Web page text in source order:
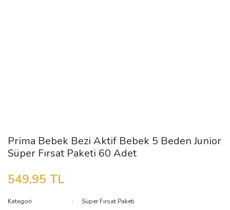
Prima Bebek Bezi Aktif Bebek 5 Beden Junior
Süper Fırsat Paketi 60 Adet
549,95 TL
Kategori
Süper Fırsat Paketi